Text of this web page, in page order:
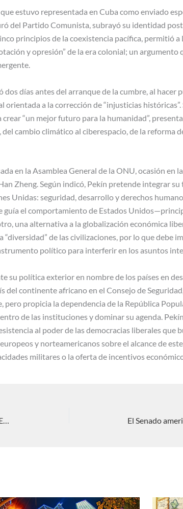
estuvo representada en Cuba como enviado
del Partido Comunista, subrayó su identidad
principios de la coexistencia pacífica, permitió a
y opresión” de la era colonial; un argumento
dos días antes del arranque de la cumbre, al hacer
a la corrección de “injusticias históricas”.
“un mejor futuro para la humanidad”,
cambio climático al ciberespacio, de la reforma
en la Asamblea General de la ONU, ocasión en
Zheng. Según indicó, Pekín pretende integrar
Unidas: seguridad, desarrollo y derechos
guía el comportamiento de Estados
una alternativa a la globalización económica
de las civilizaciones, por lo que debe
político para interferir en los asuntos
su política exterior en nombre de los países en
del continente africano en el Consejo de
propicia la dependencia de la República
de las instituciones y dominar su agenda.
al poder de las democracias liberales que
y norteamericanos sobre el alcance de
militares o la oferta de incentivos